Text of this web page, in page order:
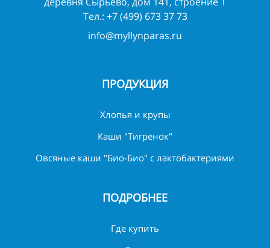
Тел.: +7 (499) 673 37 73
info@myllynparas.ru
ПРОДУКЦИЯ
Хлопья и крупы
Каши "Тигренок"
Овсяные каши "Био-Био" с лактобактериями
ПОДРОБНЕЕ
Где купить